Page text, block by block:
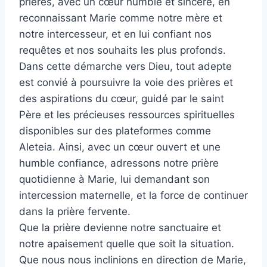
reconnaissant Marie comme notre mère et
notre intercesseur, et en lui confiant nos
requêtes et nos souhaits les plus profonds.
Dans cette démarche vers Dieu, tout adepte
est convié à poursuivre la voie des prières et
des aspirations du cœur, guidé par le saint
Père et les précieuses ressources spirituelles
disponibles sur des plateformes comme
Aleteia. Ainsi, avec un cœur ouvert et une
humble confiance, adressons notre prière
quotidienne à Marie, lui demandant son
intercession maternelle, et la force de continuer
dans la prière fervente.
Que la prière devienne notre sanctuaire et
notre apaisement quelle que soit la situation.
Que nous nous inclinions en direction de Marie,